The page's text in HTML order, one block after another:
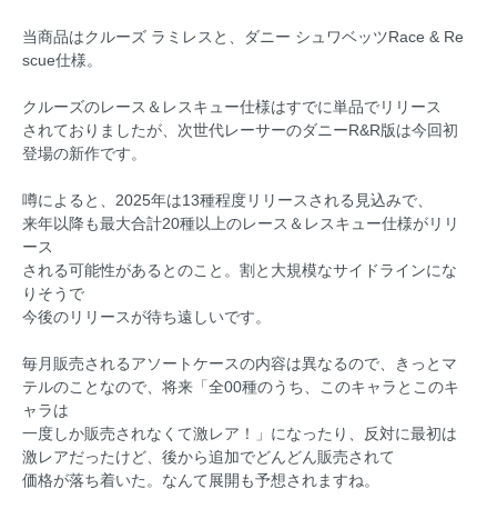
当商品はクルーズ ラミレスと、ダニー シュワベッツRace & Re
scue仕様。
クルーズのレース＆レスキュー仕様はすでに単品でリリース
されておりましたが、次世代レーサーのダニーR&R版は今回初
登場の新作です。
噂によると、2025年は13種程度リリースされる見込みで、
来年以降も最大合計20種以上のレース＆レスキュー仕様がリリ
ース
される可能性があるとのこと。割と大規模なサイドラインにな
りそうで
今後のリリースが待ち遠しいです。
毎月販売されるアソートケースの内容は異なるので、きっとマ
テルのことなので、将来「全00種のうち、このキャラとこのキ
ャラは
一度しか販売されなくて激レア！」になったり、反対に最初は
激レアだったけど、後から追加でどんどん販売されて
価格が落ち着いた。なんて展開も予想されますね。